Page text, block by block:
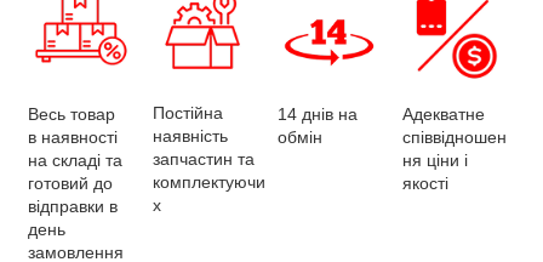
Весь товар
в наявності
на складі та
готовий до
відправки в
день
замовлення
Постійна
наявність
запчастин та
комплектуючи
х
14 днів на
обмін
Адекватне
співвідношен
ня ціни і
якості